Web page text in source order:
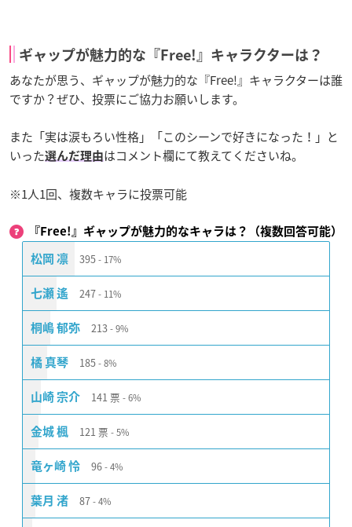
ギャップが魅力的な『Free!』キャラクターは？
あなたが思う、ギャップが魅力的な『Free!』キャラクターは誰
ですか？ぜひ、投票にご協力お願いします。
また「実は涙もろい性格」「このシーンで好きになった！」と
いった選んだ理由はコメント欄にて教えてくださいね。
※1人1回、複数キャラに投票可能
『Free!』ギャップが魅力的なキャラは？（複数回答可能）
松岡 凛 395 17%
七瀬 遙 247 11%
桐嶋 郁弥 213 9%
橘 真琴 185 8%
山崎 宗介 141 票 6%
金城 楓 121 票 5%
竜ヶ崎 怜 96 4%
葉月 渚 87 4%